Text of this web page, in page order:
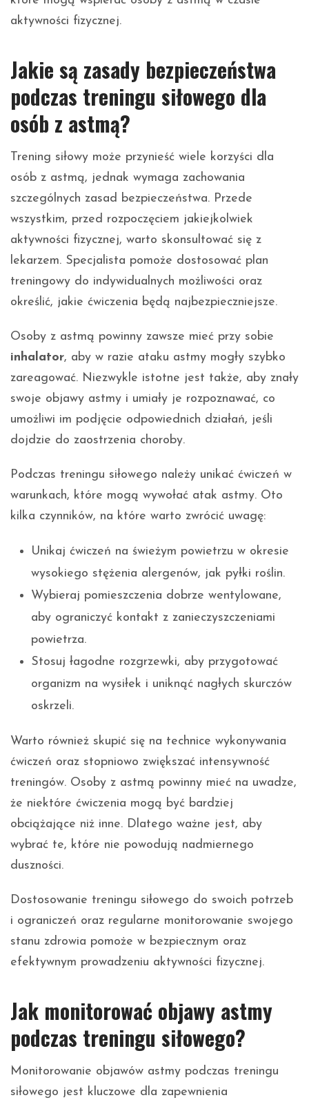
aktywności fizycznej.
Jakie są zasady bezpieczeństwa
podczas treningu siłowego dla
osób z astmą?
Trening siłowy może przynieść wiele korzyści dla
osób z astmą, jednak wymaga zachowania
szczególnych zasad bezpieczeństwa. Przede
wszystkim, przed rozpoczęciem jakiejkolwiek
aktywności fizycznej, warto skonsultować się z
lekarzem. Specjalista pomoże dostosować plan
treningowy do indywidualnych możliwości oraz
określić, jakie ćwiczenia będą najbezpieczniejsze.
Osoby z astmą powinny zawsze mieć przy sobie
inhalator, aby w razie ataku astmy mogły szybko
zareagować. Niezwykle istotne jest także, aby znały
swoje objawy astmy i umiały je rozpoznawać, co
umożliwi im podjęcie odpowiednich działań, jeśli
dojdzie do zaostrzenia choroby.
Podczas treningu siłowego należy unikać ćwiczeń w
warunkach, które mogą wywołać atak astmy. Oto
kilka czynników, na które warto zwrócić uwagę:
Unikaj ćwiczeń na świeżym powietrzu w okresie
wysokiego stężenia alergenów, jak pyłki roślin.
Wybieraj pomieszczenia dobrze wentylowane,
aby ograniczyć kontakt z zanieczyszczeniami
powietrza.
Stosuj łagodne rozgrzewki, aby przygotować
organizm na wysiłek i uniknąć nagłych skurczów
oskrzeli.
Warto również skupić się na technice wykonywania
ćwiczeń oraz stopniowo zwiększać intensywność
treningów. Osoby z astmą powinny mieć na uwadze,
że niektóre ćwiczenia mogą być bardziej
obciążające niż inne. Dlatego ważne jest, aby
wybrać te, które nie powodują nadmiernego
duszności.
Dostosowanie treningu siłowego do swoich potrzeb
i ograniczeń oraz regularne monitorowanie swojego
stanu zdrowia pomoże w bezpiecznym oraz
efektywnym prowadzeniu aktywności fizycznej.
Jak monitorować objawy astmy
podczas treningu siłowego?
Monitorowanie objawów astmy podczas treningu
siłowego jest kluczowe dla zapewnienia